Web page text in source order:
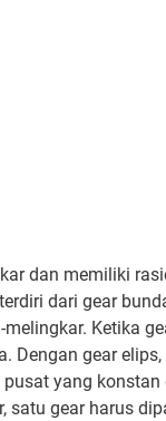
dan memiliki
dari gear
Ketika
Dengan gear
yang
satu gear harus